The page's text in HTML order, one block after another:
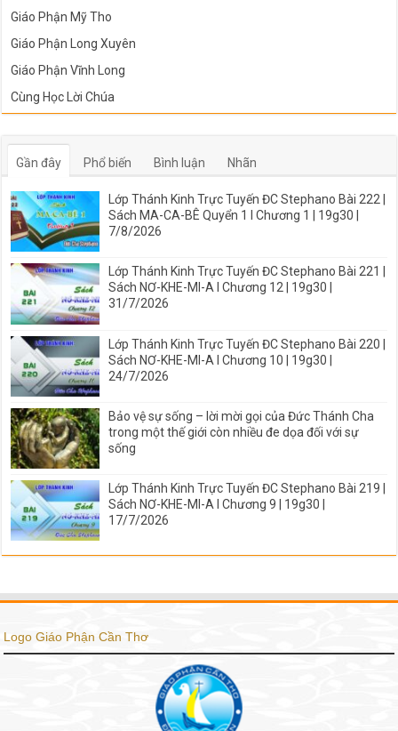
Giáo Phận Mỹ Tho
Giáo Phận Long Xuyên
Giáo Phận Vĩnh Long
Cùng Học Lời Chúa
Gần đây Phổ biến Bình luận Nhãn
Lớp Thánh Kinh Trực Tuyến ĐC Stephano Bài 222 |
Sách MA-CA-BÊ Quyển 1 I Chương 1 | 19g30 |
7/8/2026
Lớp Thánh Kinh Trực Tuyến ĐC Stephano Bài 221 |
Sách NƠ-KHE-MI-A I Chương 12 | 19g30 |
31/7/2026
Lớp Thánh Kinh Trực Tuyến ĐC Stephano Bài 220 |
Sách NƠ-KHE-MI-A I Chương 10 | 19g30 |
24/7/2026
Bảo vệ sự sống – lời mời gọi của Đức Thánh Cha
trong một thế giới còn nhiều đe dọa đối với sự
sống
Lớp Thánh Kinh Trực Tuyến ĐC Stephano Bài 219 |
Sách NƠ-KHE-MI-A I Chương 9 | 19g30 |
17/7/2026
Logo Giáo Phận Cần Thơ